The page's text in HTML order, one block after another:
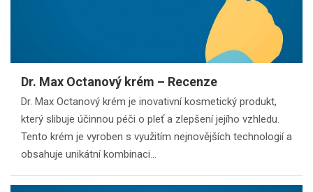
Dr. Max Octanový krém – Recenze
Dr. Max Octanový krém je inovativní kosmetický produkt,
který slibuje účinnou péči o pleť a zlepšení jejího vzhledu.
Tento krém je vyroben s využitím nejnovějších technologií a
obsahuje unikátní kombinaci…